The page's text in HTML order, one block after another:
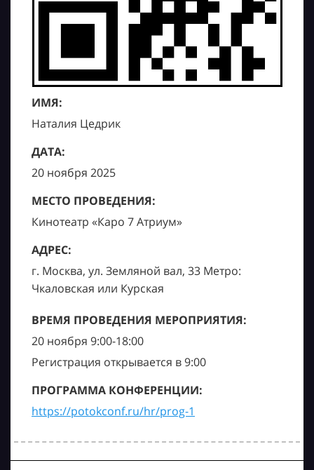
ИМЯ:
Наталия Цедрик
ДАТА:
20 ноября 2025
МЕСТО ПРОВЕДЕНИЯ:
Кинотеатр «Каро 7 Атриум»
АДРЕС:
г. Москва, ул. Земляной вал, 33 Метро:
Чкаловская или Курская
ВРЕМЯ ПРОВЕДЕНИЯ МЕРОПРИЯТИЯ:
20 ноября 9:00-18:00
Регистрация открывается в 9:00
ПРОГРАММА КОНФЕРЕНЦИИ:
https://potokconf.ru/hr/prog-1